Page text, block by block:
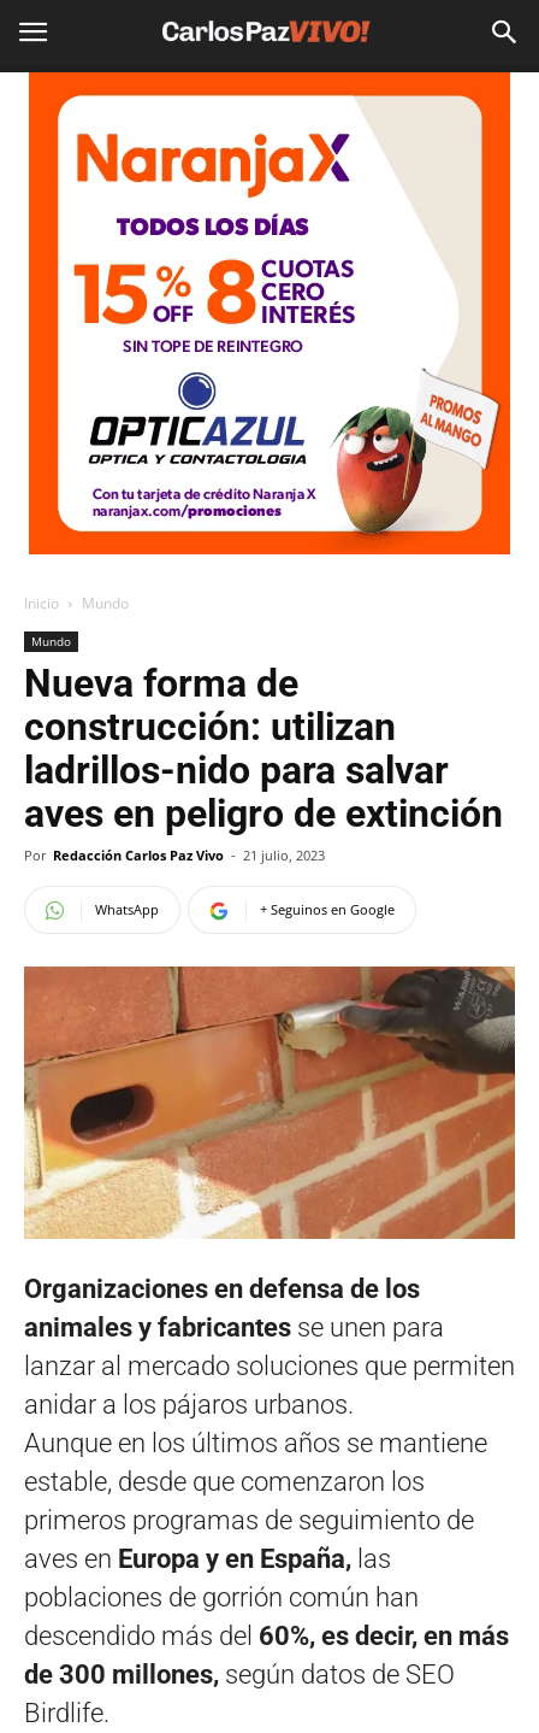
Inicio Mundo
Mundo
Nueva forma de
construcción: utilizan
ladrillos-nido para salvar
aves en peligro de extinción
Por Redacción Carlos Paz Vivo - 21 julio, 2023
WhatsApp + Seguinos en Google
Organizaciones en defensa de los
animales y fabricantes se unen para
lanzar al mercado soluciones que permiten
anidar a los pájaros urbanos.
Aunque en los últimos años se mantiene
estable, desde que comenzaron los
primeros programas de seguimiento de
aves en Europa y en España, las
poblaciones de gorrión común han
descendido más del 60%, es decir, en más
de 300 millones, según datos de SEO
Birdlife.